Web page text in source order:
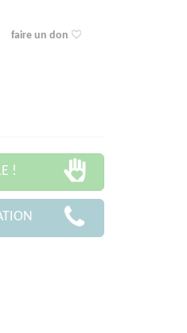
faire un don
!